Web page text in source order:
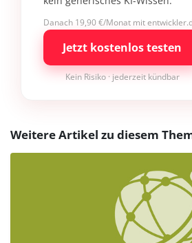
Danach 19,90 €/Monat mit
Jetzt kostenlos testen
Kein Risiko · jederzeit kündbar
Weitere Artikel zu diesem